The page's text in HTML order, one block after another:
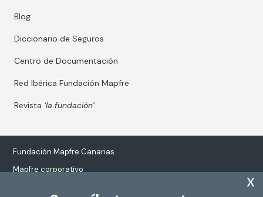
x
Blog
Diccionario de Seguros
Centro de Documentación
Red Ibérica Fundación Mapfre
Revista ‘la fundación’
Fundación Mapfre Canarias
Mapfre corporativo